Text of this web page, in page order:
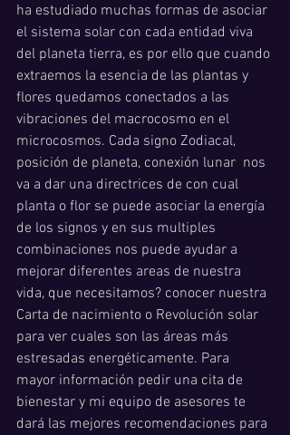
ha estudiado muchas formas de asociar
el sistema solar con cada entidad viva
del planeta tierra, es por ello que cuando
extraemos la esencia de las plantas y
flores quedamos conectados a las
vibraciones del macrocosmo en el
microcosmos. Cada signo Zodiacal,
posición de planeta, conexión lunar  nos
va a dar una directrices de con cual
planta o flor se puede asociar la energía
de los signos y en sus multiples
combinaciones nos puede ayudar a
mejorar diferentes areas de nuestra
vida, que necesitamos? conocer nuestra
Carta de nacimiento o Revolución solar
para ver cuales son las áreas más
estresadas energéticamente. Para
mayor información pedir una cita de
bienestar y mi equipo de asesores te
dará las mejores recomendaciones para